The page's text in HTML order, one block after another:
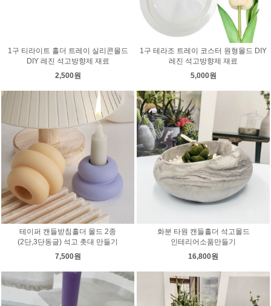
1구 티라이트 홀더 트레이 실리콘몰드
DIY 레진 석고방향제 재료
2,500원
1구 테라조 트레이 코스터 원형몰드 DIY
레진 석고방향제 재료
5,000원
테이퍼 캔들받침홀더 몰드 2종
(2단,3단동글) 석고 촛대 만들기
7,500원
화분 타원 캔들홀더 석고몰드
인테리어소품만들기
16,800원